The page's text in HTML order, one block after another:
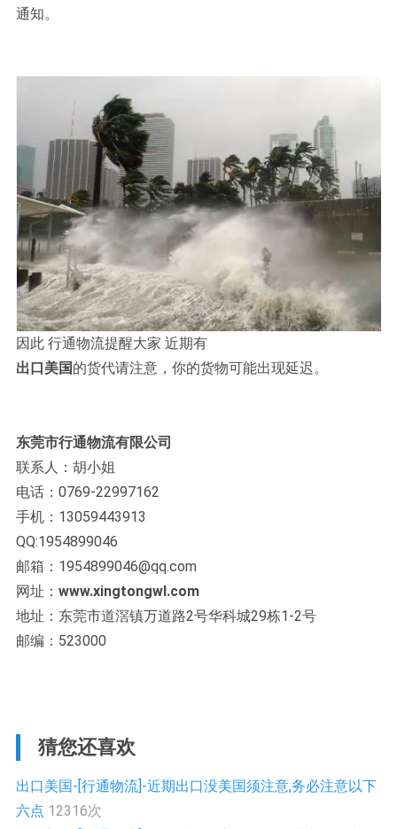
通知。
因此 行通物流提醒大家 近期有
出口美国的货代请注意，你的货物可能出现延迟。
东莞市行通物流有限公司
联系人：胡小姐
电话：0769-22997162
手机：13059443913
QQ:1954899046
邮箱：1954899046@qq.com
网址： www.xingtongwl.com
地址：东莞市道滘镇万道路2号华科城29栋1-2号
邮编：523000
猜您还喜欢
出口美国-[行通物流]-近期出口没美国须注意,务必注意以下
六点 12316次